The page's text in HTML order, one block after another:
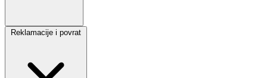
Reklamacije i povrat